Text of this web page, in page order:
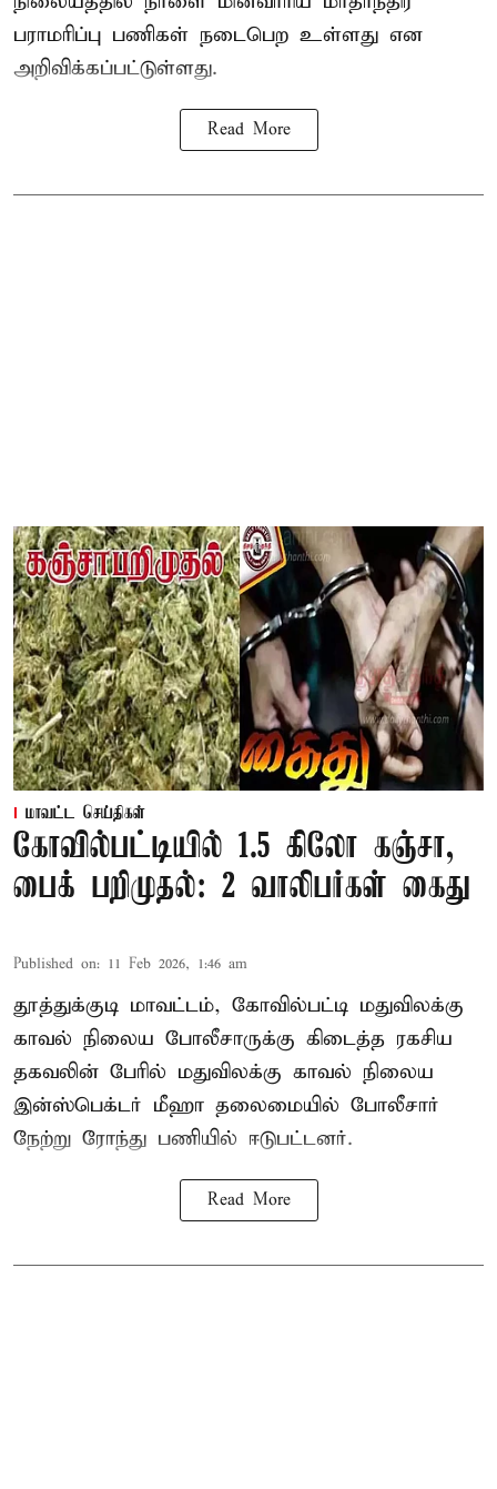
பராமரிப்பு பணிகள் நடைபெற உள்ளது என
அறிவிக்கப்பட்டுள்ளது.
Read More
மாவட்ட செய்திகள்
கோவில்பட்டியில் 1.5 கிலோ கஞ்சா,
பைக் பறிமுதல்: 2 வாலிபர்கள் கைது
Published on: 11 Feb 2026, 1:46 am
தூத்துக்குடி மாவட்டம், கோவில்பட்டி மதுவிலக்கு
காவல் நிலைய போலீசாருக்கு கிடைத்த ரகசிய
தகவலின் பேரில் மதுவிலக்கு காவல் நிலைய
இன்ஸ்பெக்டர் மீஹா தலைமையில் போலீசார்
நேற்று ரோந்து பணியில் ஈடுபட்டனர்.
Read More